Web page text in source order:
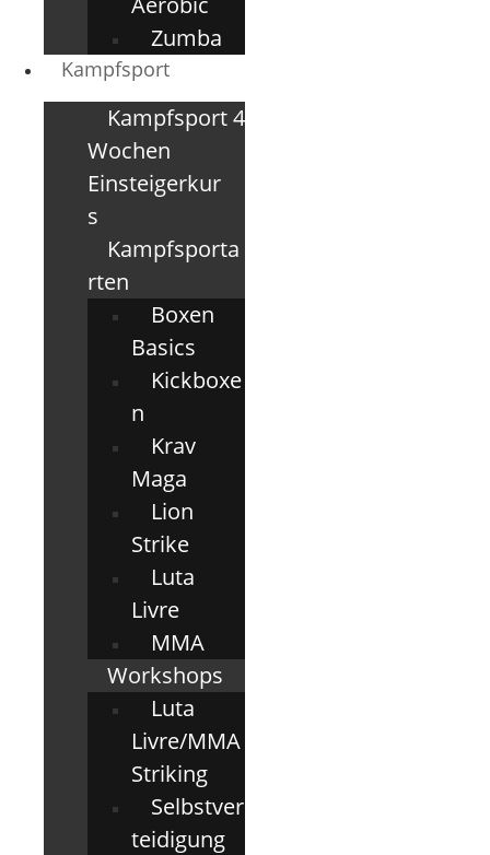
Zumba
Kampfsport
Kampfsport 4
Wochen
Einsteigerkur
s
Kampfsporta
rten
Boxen
Basics
Kickboxe
n
Krav
Maga
Lion
Strike
Luta
Livre
MMA
Workshops
Luta
Livre/MMA
Striking
Selbstver
teidigung